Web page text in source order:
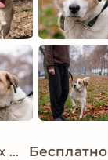
Дружок з зони бойових дій шукає нову родину! Бесплатно